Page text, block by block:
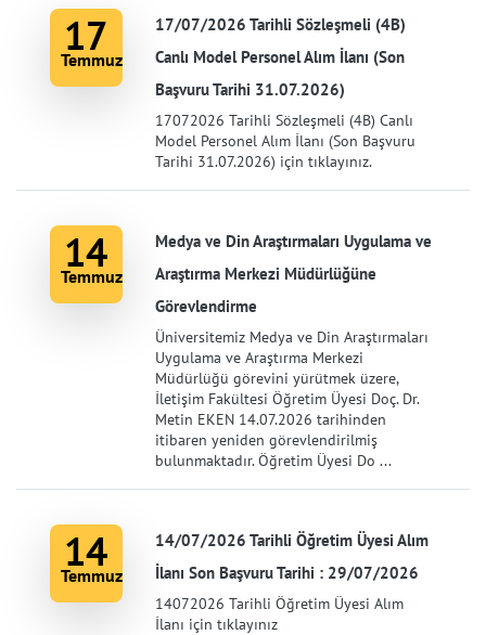
17
Temmuz
17/07/2026 Tarihli Sözleşmeli (4B)
Canlı Model Personel Alım İlanı (Son
Başvuru Tarihi 31.07.2026)
17072026 Tarihli Sözleşmeli (4B) Canlı
Model Personel Alım İlanı (Son Başvuru
Tarihi 31.07.2026) için tıklayınız.
14
Temmuz
Medya ve Din Araştırmaları Uygulama ve
Araştırma Merkezi Müdürlüğüne
Görevlendirme
Üniversitemiz Medya ve Din Araştırmaları
Uygulama ve Araştırma Merkezi
Müdürlüğü görevini yürütmek üzere,
İletişim Fakültesi Öğretim Üyesi Doç. Dr.
Metin EKEN 14.07.2026 tarihinden
itibaren yeniden görevlendirilmiş
bulunmaktadır. Öğretim Üyesi Do ...
14
Temmuz
14/07/2026 Tarihli Öğretim Üyesi Alım
İlanı Son Başvuru Tarihi : 29/07/2026
14072026 Tarihli Öğretim Üyesi Alım
İlanı için tıklayınız